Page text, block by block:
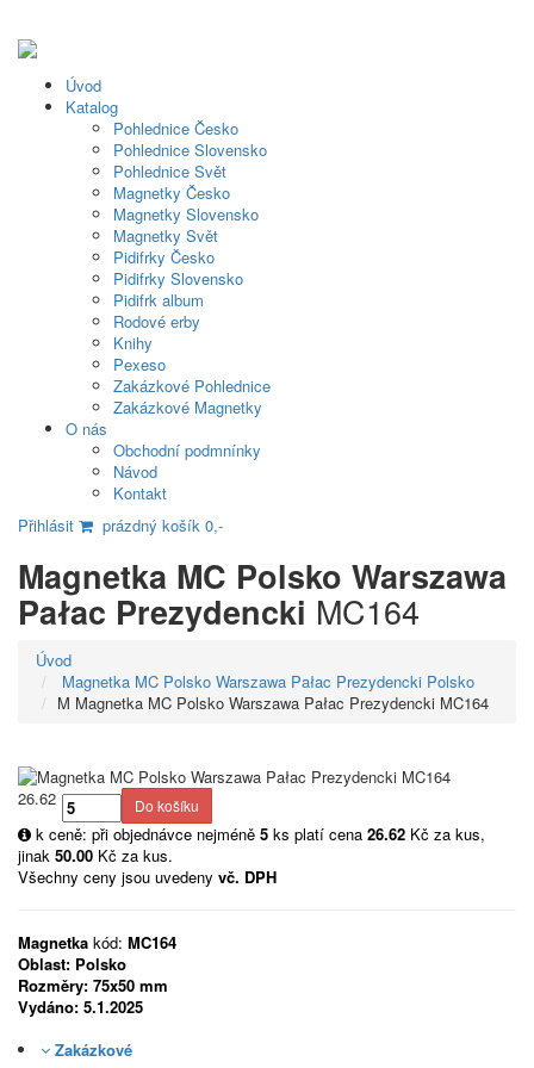
Úvod
Katalog
Pohlednice Česko
Pohlednice Slovensko
Pohlednice Svět
Magnetky Česko
Magnetky Slovensko
Magnetky Svět
Pidifrky Česko
Pidifrky Slovensko
Pidifrk album
Rodové erby
Knihy
Pexeso
Zakázkové Pohlednice
Zakázkové Magnetky
O nás
Obchodní podmnínky
Návod
Kontakt
Přihlásit
prázdný košík 0,-
Magnetka MC Polsko Warszawa
Pałac Prezydencki MC164
Úvod
Magnetka MC Polsko Warszawa Pałac Prezydencki Polsko
M Magnetka MC Polsko Warszawa Pałac Prezydencki MC164
26.62
k ceně: při objednávce nejméně 5 ks platí cena 26.62 Kč za kus,
jinak 50.00 Kč za kus.
Všechny ceny jsou uvedeny vč. DPH
Magnetka kód: MC164
Oblast: Polsko
Rozměry: 75x50 mm
Vydáno: 5.1.2025
Zakázkové